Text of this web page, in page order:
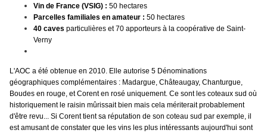
Vin de France (VSIG) : 50 hectares
Parcelles familiales en amateur : 50 hectares
40 caves particulières et 70 apporteurs à la coopérative de Saint-
Verny
L'AOC a été obtenue en 2010. Elle autorise 5 Dénominations
géographiques complémentaires : Madargue, Châteaugay, Chanturgue,
Boudes en rouge, et Corent en rosé uniquement. Ce sont les coteaux sud où
historiquement le raisin mûrissait bien mais cela mériterait probablement
d'être revu... Si Corent tient sa réputation de son coteau sud par exemple, il
est amusant de constater que les vins les plus intéressants aujourd'hui sont